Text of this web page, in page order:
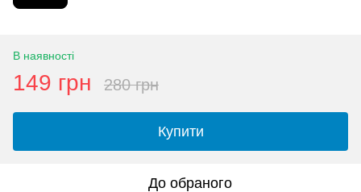
В наявності
149 грн 280 грн
Купити
До обраного